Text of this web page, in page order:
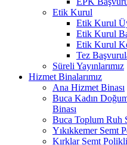
Etik Kurul
Etik Kurul
Etik Kurul
Etik Kurul
Tez
Süreli Yayınlarımız
Hizmet Binalarımız
Ana Hizmet Binası
Buca Kadın
Binası
Buca Toplum Ruh
Yıkıkkemer Semt
Kırklar Semt